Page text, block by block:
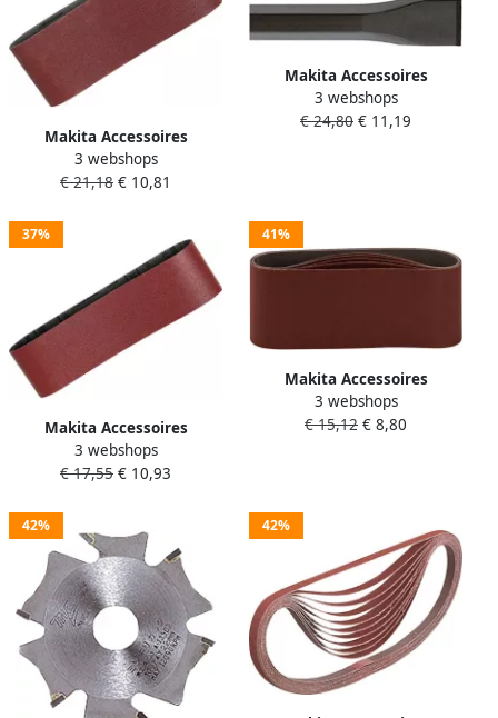
Makita Accessoires
Schuurband K40 100x610
Red P-36887
3 webshops
€ 21,18 € 10,81
Makita Accessoires
Koudbeitel 19x280mm SW17
D-08707
3 webshops
€ 24,80 € 11,19
37%
Makita Accessoires
Schuurband K40 76x610
Red P-37312
3 webshops
€ 17,55 € 10,93
41%
Makita Accessoires
Schuurband K150 76x457
Red P-37144
3 webshops
€ 15,12 € 8,80
42% 42%